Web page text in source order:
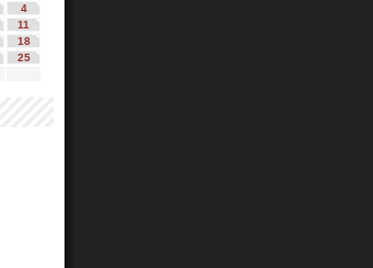
4
11
18
25